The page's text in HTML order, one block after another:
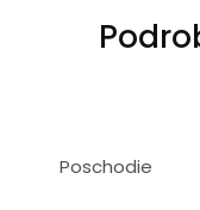
Poschodie